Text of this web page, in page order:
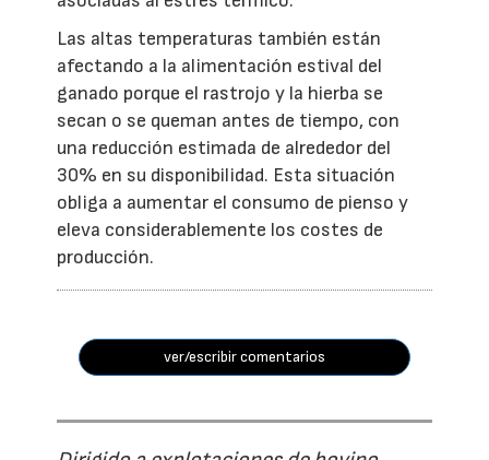
Las altas temperaturas también están
afectando a la alimentación estival del
ganado porque el rastrojo y la hierba se
secan o se queman antes de tiempo, con
una reducción estimada de alrededor del
30% en su disponibilidad. Esta situación
obliga a aumentar el consumo de pienso y
eleva considerablemente los costes de
producción.
ver/escribir comentarios